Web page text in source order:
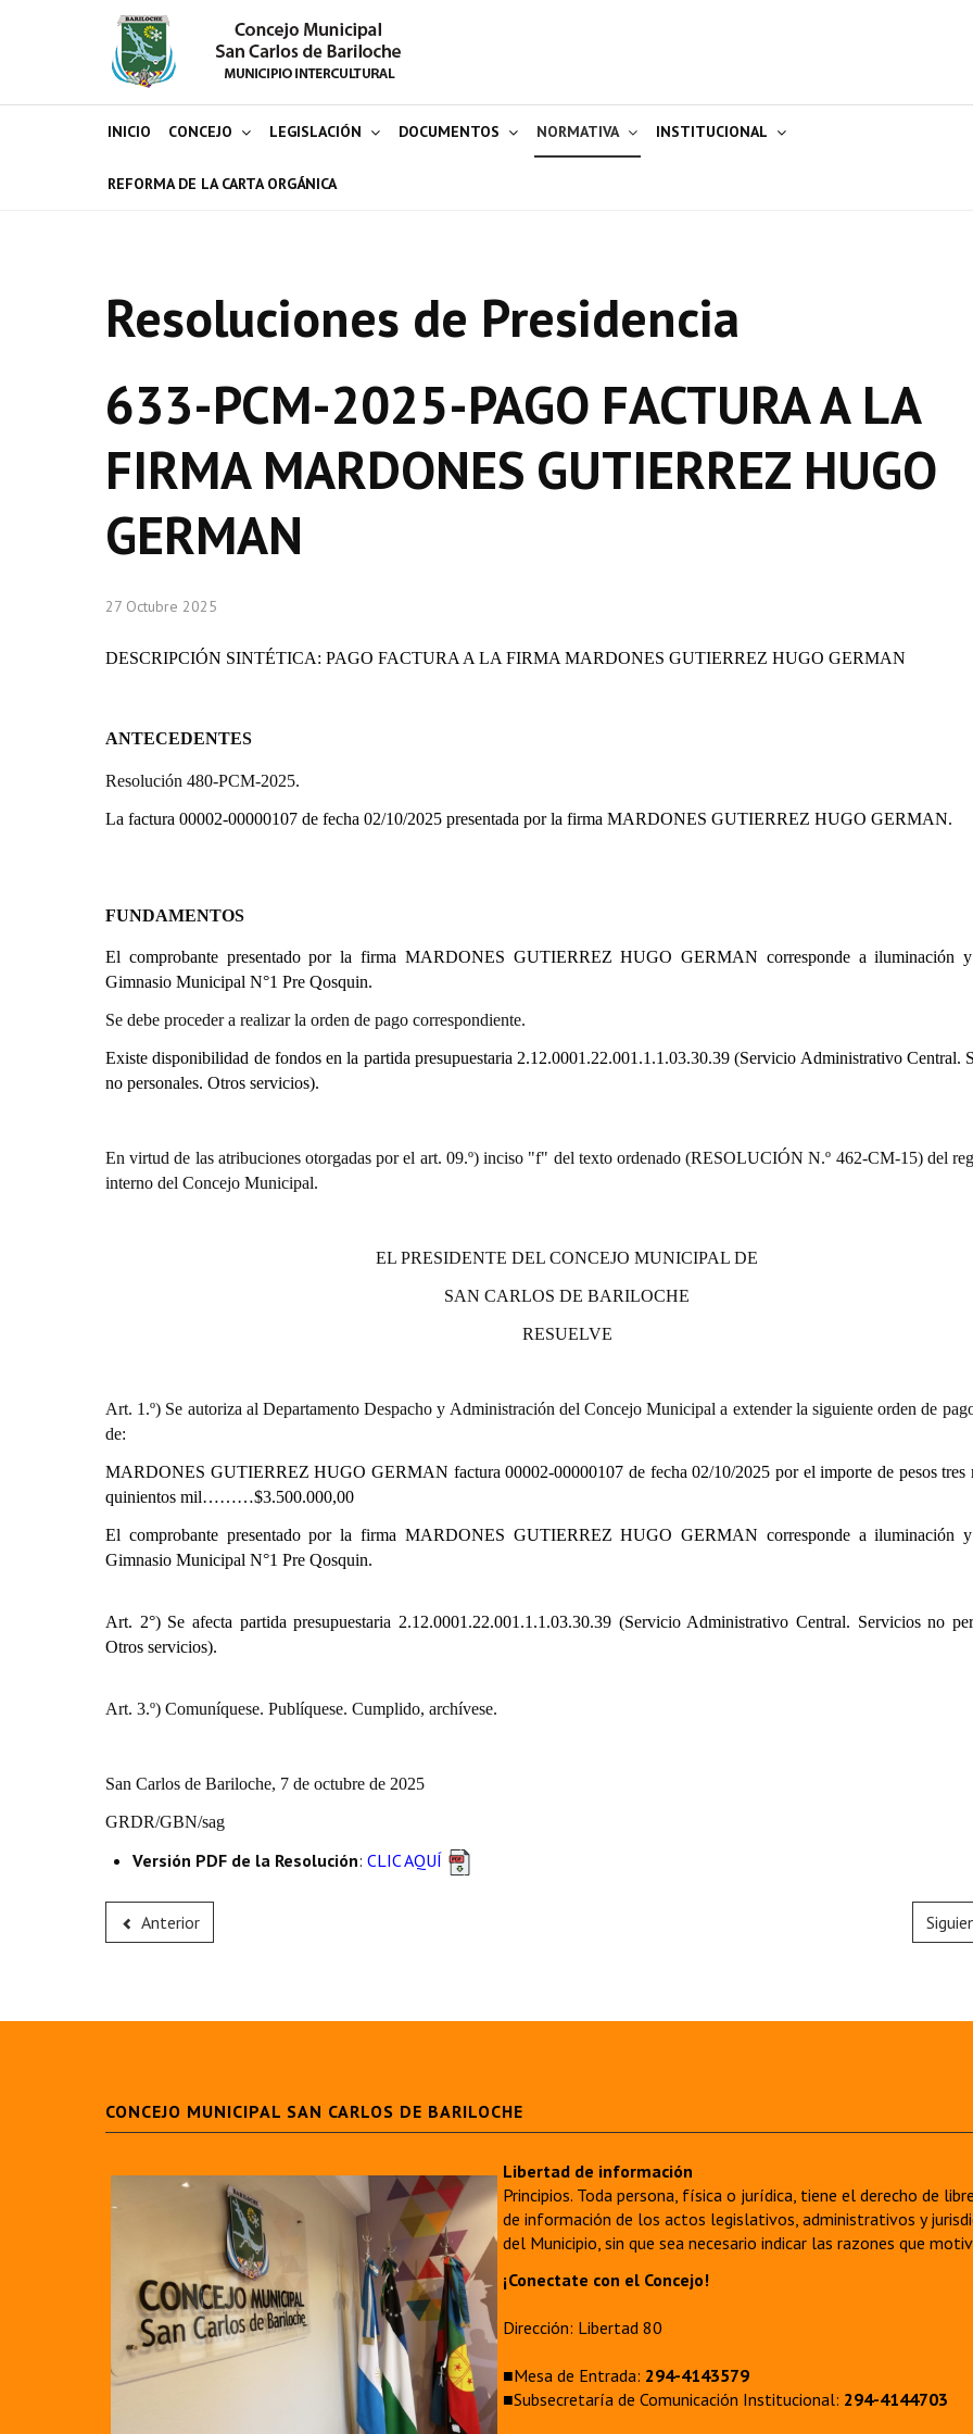
INICIO CONCEJO LEGISLACIÓN DOCUMENTOS NORMATIVA INSTITUCIONAL
REFORMA DE LA CARTA ORGÁNICA
Resoluciones de Presidencia
633-PCM-2025-PAGO FACTURA A LA
FIRMA MARDONES GUTIERREZ HUGO
GERMAN
27 Octubre 2025
DESCRIPCIÓN SINTÉTICA: PAGO FACTURA A LA FIRMA MARDONES GUTIERREZ HUGO GERMAN
ANTECEDENTES
Resolución 480-PCM-2025.
La factura 00002-00000107 de fecha 02/10/2025 presentada por la firma MARDONES GUTIERREZ HUGO GERMAN.
FUNDAMENTOS
El comprobante presentado por la firma MARDONES GUTIERREZ HUGO GERMAN corresponde a iluminación y
Gimnasio Municipal N°1 Pre Qosquin.
Se debe proceder a realizar la orden de pago correspondiente.
Existe disponibilidad de fondos en la partida presupuestaria 2.12.0001.22.001.1.1.03.30.39 (Servicio Administrativo Central.
no personales. Otros servicios).
En virtud de las atribuciones otorgadas por el art. 09.º) inciso "f" del texto ordenado (RESOLUCIÓN N.º 462-CM-15) del
interno del Concejo Municipal.
EL PRESIDENTE DEL CONCEJO MUNICIPAL DE
SAN CARLOS DE BARILOCHE
RESUELVE
Art. 1.º) Se autoriza al Departamento Despacho y Administración del Concejo Municipal a extender la siguiente orden de
de:
MARDONES GUTIERREZ HUGO GERMAN factura 00002-00000107 de fecha 02/10/2025 por el importe de pesos tres
quinientos mil………$3.500.000,00
El comprobante presentado por la firma MARDONES GUTIERREZ HUGO GERMAN corresponde a iluminación y
Gimnasio Municipal N°1 Pre Qosquin.
Art. 2°) Se afecta partida presupuestaria 2.12.0001.22.001.1.1.03.30.39 (Servicio Administrativo Central. Servicios no
Otros servicios).
Art. 3.º) Comuníquese. Publíquese. Cumplido, archívese.
San Carlos de Bariloche, 7 de octubre de 2025
GRDR/GBN/sag
Versión PDF de la Resolución: CLIC AQUÍ
Anterior
CONCEJO MUNICIPAL SAN CARLOS DE BARILOCHE
Libertad de información
Principios. Toda persona, física o jurídica, tiene el derecho de
de información de los actos legislativos, administrativos y
del Municipio, sin que sea necesario indicar las razones que
¡Conectate con el Concejo!
Dirección: Libertad 80
■Mesa de Entrada: 294-4143579
■Subsecretaría de Comunicación Institucional: 294-4144703